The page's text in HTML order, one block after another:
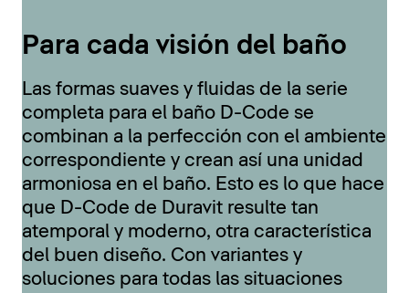
Para cada visión del baño
Las formas suaves y fluidas de la serie
completa para el baño D-Code se
combinan a la perfección con el ambiente
correspondiente y crean así una unidad
armoniosa en el baño. Esto es lo que hace
que D-Code de Duravit resulte tan
atemporal y moderno, otra característica
del buen diseño. Con variantes y
soluciones para todas las situaciones